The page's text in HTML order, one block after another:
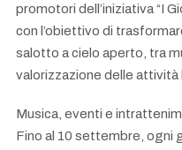
promotori dell’iniziativa “I
con l’obiettivo di
salotto a cielo aperto, tra
valorizzazione delle attività
Musica, eventi e
Fino al 10 settembre, ogni